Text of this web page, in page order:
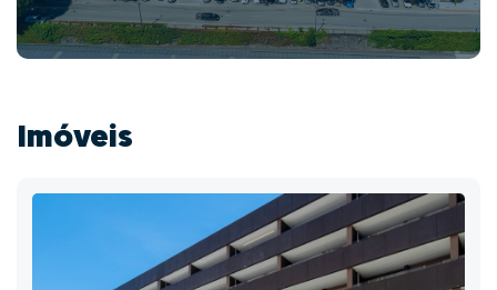
Imóveis